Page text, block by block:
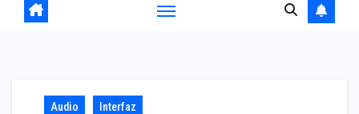
Audio Interfaz